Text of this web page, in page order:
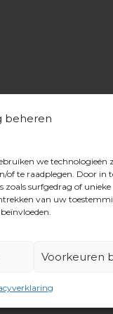
beheren
we technologieën
of te raadplegen. Door in
zoals surfgedrag of unieke
van uw
Voorkeuren